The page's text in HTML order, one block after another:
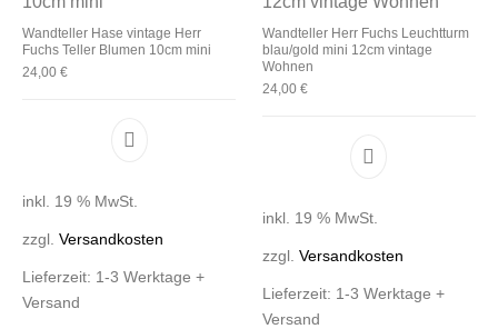
Wandteller Hase vintage Herr
Fuchs Teller Blumen 10cm mini
24,00€
inkl. 19 % MwSt.
zzgl.Versandkosten
Lieferzeit: 1-3 Werktage +
Versand
Wandteller Herr Fuchs Leuchtturm
blau/gold mini 12cm vintage
Wohnen
24,00 €
inkl. 19 % MwSt.
zzgl. Versandkosten
Lieferzeit: 1-3 Werktage +
Versand